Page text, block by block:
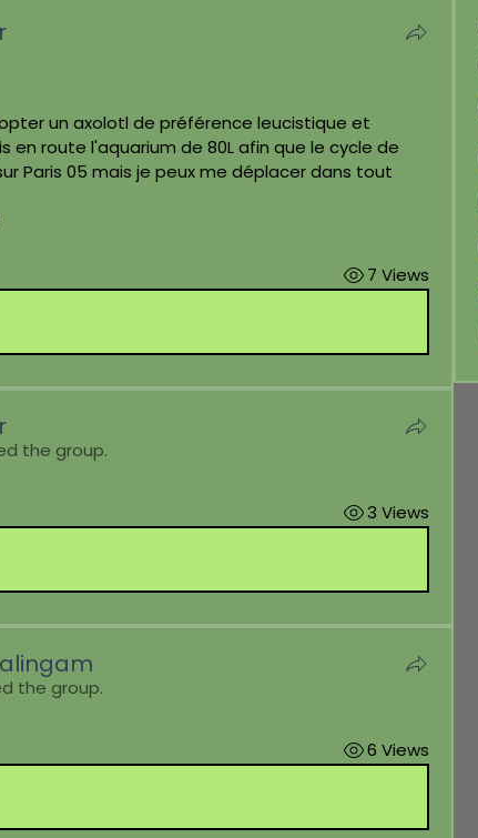
un axolotl de préférence leucistique et
en route l'aquarium de 80L afin que le cycle de
Paris 05 mais je peux me déplacer dans tout
7 Views
the group.
3 Views
the group.
6 Views